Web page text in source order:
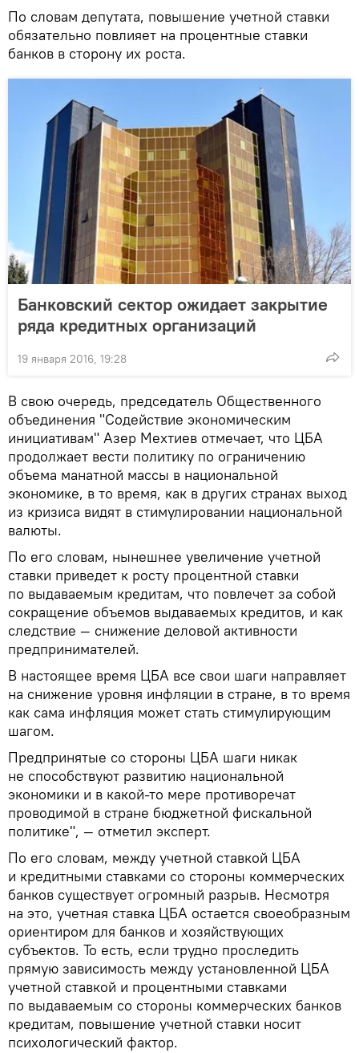
По словам депутата, повышение учетной ставки
обязательно повлияет на процентные ставки
банков в сторону их роста.
Банковский сектор ожидает закрытие
ряда кредитных организаций
19 января 2016, 19:28
В свою очередь, председатель Общественного
объединения "Содействие экономическим
инициативам" Азер Мехтиев отмечает, что ЦБА
продолжает вести политику по ограничению
объема манатной массы в национальной
экономике, в то время, как в других странах выход
из кризиса видят в стимулировании национальной
валюты.
По его словам, нынешнее увеличение учетной
ставки приведет к росту процентной ставки
по выдаваемым кредитам, что повлечет за собой
сокращение объемов выдаваемых кредитов, и как
следствие — снижение деловой активности
предпринимателей.
В настоящее время ЦБА все свои шаги направляет
на снижение уровня инфляции в стране, в то время
как сама инфляция может стать стимулирующим
шагом.
Предпринятые со стороны ЦБА шаги никак
не способствуют развитию национальной
экономики и в какой-то мере противоречат
проводимой в стране бюджетной фискальной
политике", — отметил эксперт.
По его словам, между учетной ставкой ЦБА
и кредитными ставками со стороны коммерческих
банков существует огромный разрыв. Несмотря
на это, учетная ставка ЦБА остается своеобразным
ориентиром для банков и хозяйствующих
субъектов. То есть, если трудно проследить
прямую зависимость между установленной ЦБА
учетной ставкой и процентными ставками
по выдаваемым со стороны коммерческих банков
кредитам, повышение учетной ставки носит
психологический фактор.